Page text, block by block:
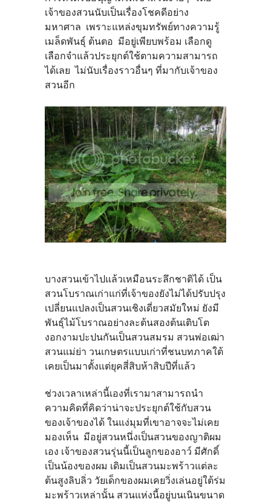
เจ้าของสวนนับเป็นเรื่องโชคดีอย่าง
มหาศาล เพราะแหล่งขุมทรัพย์ทางความรู้
เมล็ดพันธุ์ ต้นตอ มีอยู่เพียบพร้อม เลือกดู
เลือกจำแล้วประยุกต์ใช้ตามความสามารถ
ได้เลย ไม่นับเรื่องราวอื่นๆ ที่มากับเจ้าของ
สวนอีก
บางสวนเข้าไปแล้วเหมือนระลึกชาติได้ เป็น
สวนโบราณเก่าแก่ที่เจ้าของยังไม่ได้ปรับปรุง
เปลี่ยนแปลงเป็นสวนเชิงเดี่ยวสมัยใหม่ ยังมี
พันธุ์ไม้โบราณอย่างละต้นสองต้นเติบโต
งอกงามปะปนกันเป็นสวนสมรม สวนพ่อเฒ่า
สวนแม่ย่า วนเกษตรแบบเก่าที่ชนบทภาคใต้
เคยเป็นมาตั้งแต่ยุคสี่สิบห้าสิบปีที่แล้ว
ช่วงเวลาเหล่านี้เองที่เรามาสามารถนำ
ความคิดที่คิดว่าน่าจะประยุกต์ใช้กับสวน
ของเจ้าของได้ ในแง่มุมที่เขาอาจจะไม่เคย
มองเห็น มีอยู่สวนหนึ่งเป็นสวนของญาติผม
เอง เจ้าของสวนรุ่นนี้เป็นลูกของอาว์ มีศักดิ์
เป็นน้องของผม เดิมเป็นสวนมะพร้าวแต่ละ
ต้นสูงลิบลิ่ว วัยเด็กของผมเคยวิ่งเล่นอยู่ใต้ร่ม
มะพร้าวเหล่านั้น สวนแห่งนี้อยู่บนเนินขนาด